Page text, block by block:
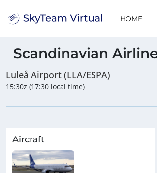
HOME
Scandinavian
Luleå Airport (LLA/ESPA)
15:30z (17:30 local time)
Aircraft